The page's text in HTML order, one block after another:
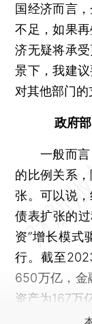
国经济而言
不足，如果
济无疑将承
景下，我建
对其他部门的
政府
一般而言
的比例关系
张。可以说
债表扩张的
资”增长模式
行。截至
650万亿，金
资产为167万